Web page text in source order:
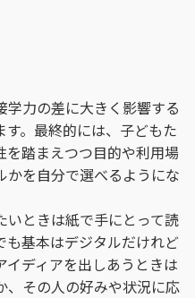
力の差に大きく影響する
。最終的には、子どもた
を踏まえつつ目的や利用場
かを自分で選べるようにな
いときは紙で手にとって読
も基本はデジタルだけれど
ディアを出しあうときは
、その人の好みや状況に応